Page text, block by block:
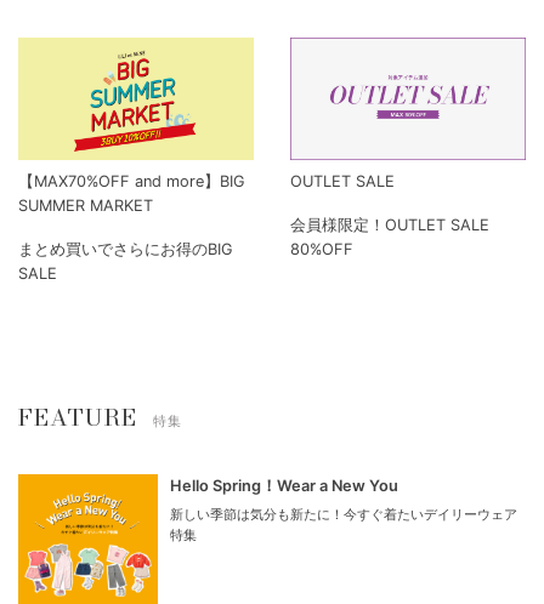
【MAX70%OFF and more】BIG
SUMMER MARKET
まとめ買いでさらにお得のBIG
SALE
OUTLET SALE
会員様限定！OUTLET SALE
80%OFF
FEATURE 特集
Hello Spring！Wear a New You
新しい季節は気分も新たに！今すぐ着たいデイリーウェア
特集